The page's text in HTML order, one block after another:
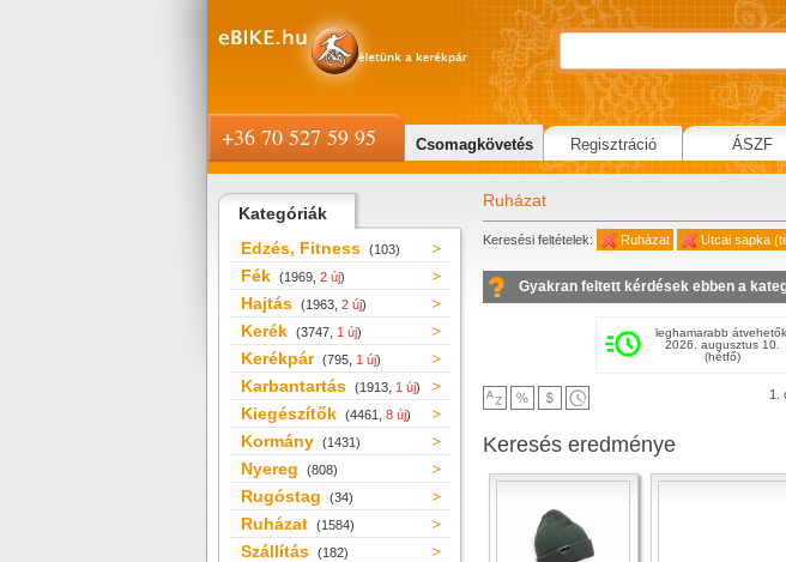
Kategóriák
Edzés, Fitness (103)
Fék (1969, 2 új)
Hajtás (1963, 2 új)
Kerék (3747, 1 új)
Kerékpár (795, 1 új)
Karbantartás (1913, 1 új)
Kiegészítők (4461, 8 új)
Kormány (1431)
Nyereg (808)
Rugóstag (34)
Ruházat (1584)
Szállítás (182)
Ruházat
Keresési feltételek: Ruházat Utcai sapka
Gyakran feltett kérdések ebben a
leghamarabb
2026. augusztus 10.
(hétfő)
1.
Keresés eredménye
+36 70 527 59 95 Csomagkövetés Regisztráció ÁSZF